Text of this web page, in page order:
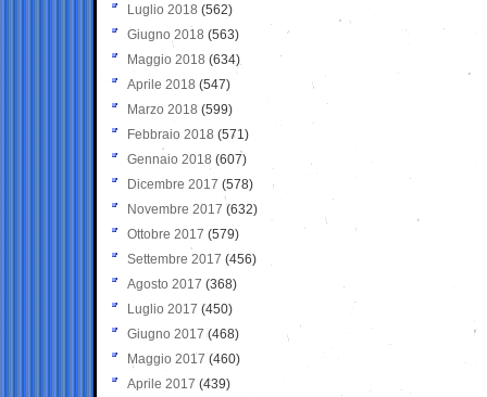
Luglio 2018 (562)
Giugno 2018 (563)
Maggio 2018 (634)
Aprile 2018 (547)
Marzo 2018 (599)
Febbraio 2018 (571)
Gennaio 2018 (607)
Dicembre 2017 (578)
Novembre 2017 (632)
Ottobre 2017 (579)
Settembre 2017 (456)
Agosto 2017 (368)
Luglio 2017 (450)
Giugno 2017 (468)
Maggio 2017 (460)
Aprile 2017 (439)